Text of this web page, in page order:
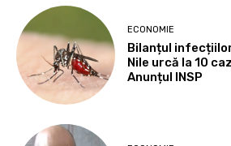
ECONOMIE
Bilanțul
Nile urcă la 10
Anunțul INSP